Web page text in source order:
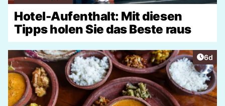
Hotel-Aufenthalt: Mit diesen
Tipps holen Sie das Beste raus
6d